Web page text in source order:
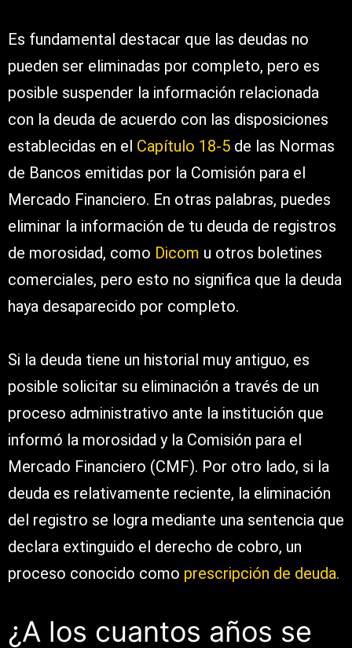
Es fundamental destacar que las deudas no
pueden ser eliminadas por completo, pero es
posible suspender la información relacionada
con la deuda de acuerdo con las disposiciones
establecidas en el Capítulo 18-5 de las Normas
de Bancos emitidas por la Comisión para el
Mercado Financiero. En otras palabras, puedes
eliminar la información de tu deuda de registros
de morosidad, como Dicom u otros boletines
comerciales, pero esto no significa que la deuda
haya desaparecido por completo.
Si la deuda tiene un historial muy antiguo, es
posible solicitar su eliminación a través de un
proceso administrativo ante la institución que
informó la morosidad y la Comisión para el
Mercado Financiero (CMF). Por otro lado, si la
deuda es relativamente reciente, la eliminación
del registro se logra mediante una sentencia que
declara extinguido el derecho de cobro, un
proceso conocido como prescripción de deuda.
¿A los cuantos años se